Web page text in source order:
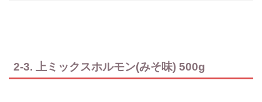
2-3. 上ミックスホルモン(みそ味) 500g